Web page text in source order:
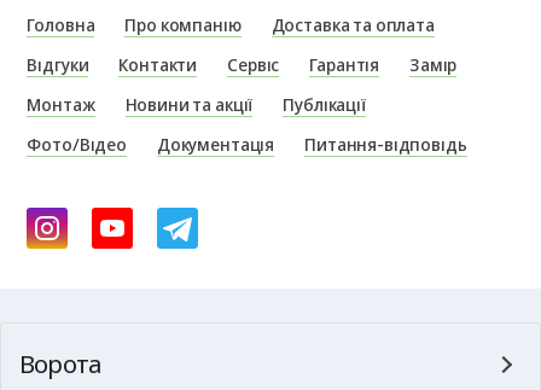
Головна Про компанію
Доставка та оплата
Відгуки
Контакти Сервіс Гарантія
Замір
Монтаж
Новини та акції
Публікації
Фото/Відео
Документація Питання-відповідь
Ворота